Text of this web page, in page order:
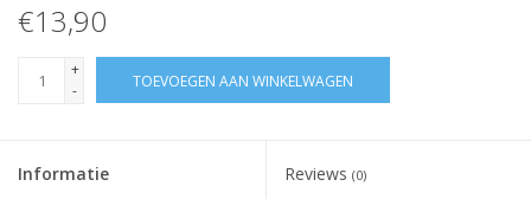
Nail Mist
€13,90
+
-
TOEVOEGEN AAN WINKELWAGEN
Informatie Reviews (0)